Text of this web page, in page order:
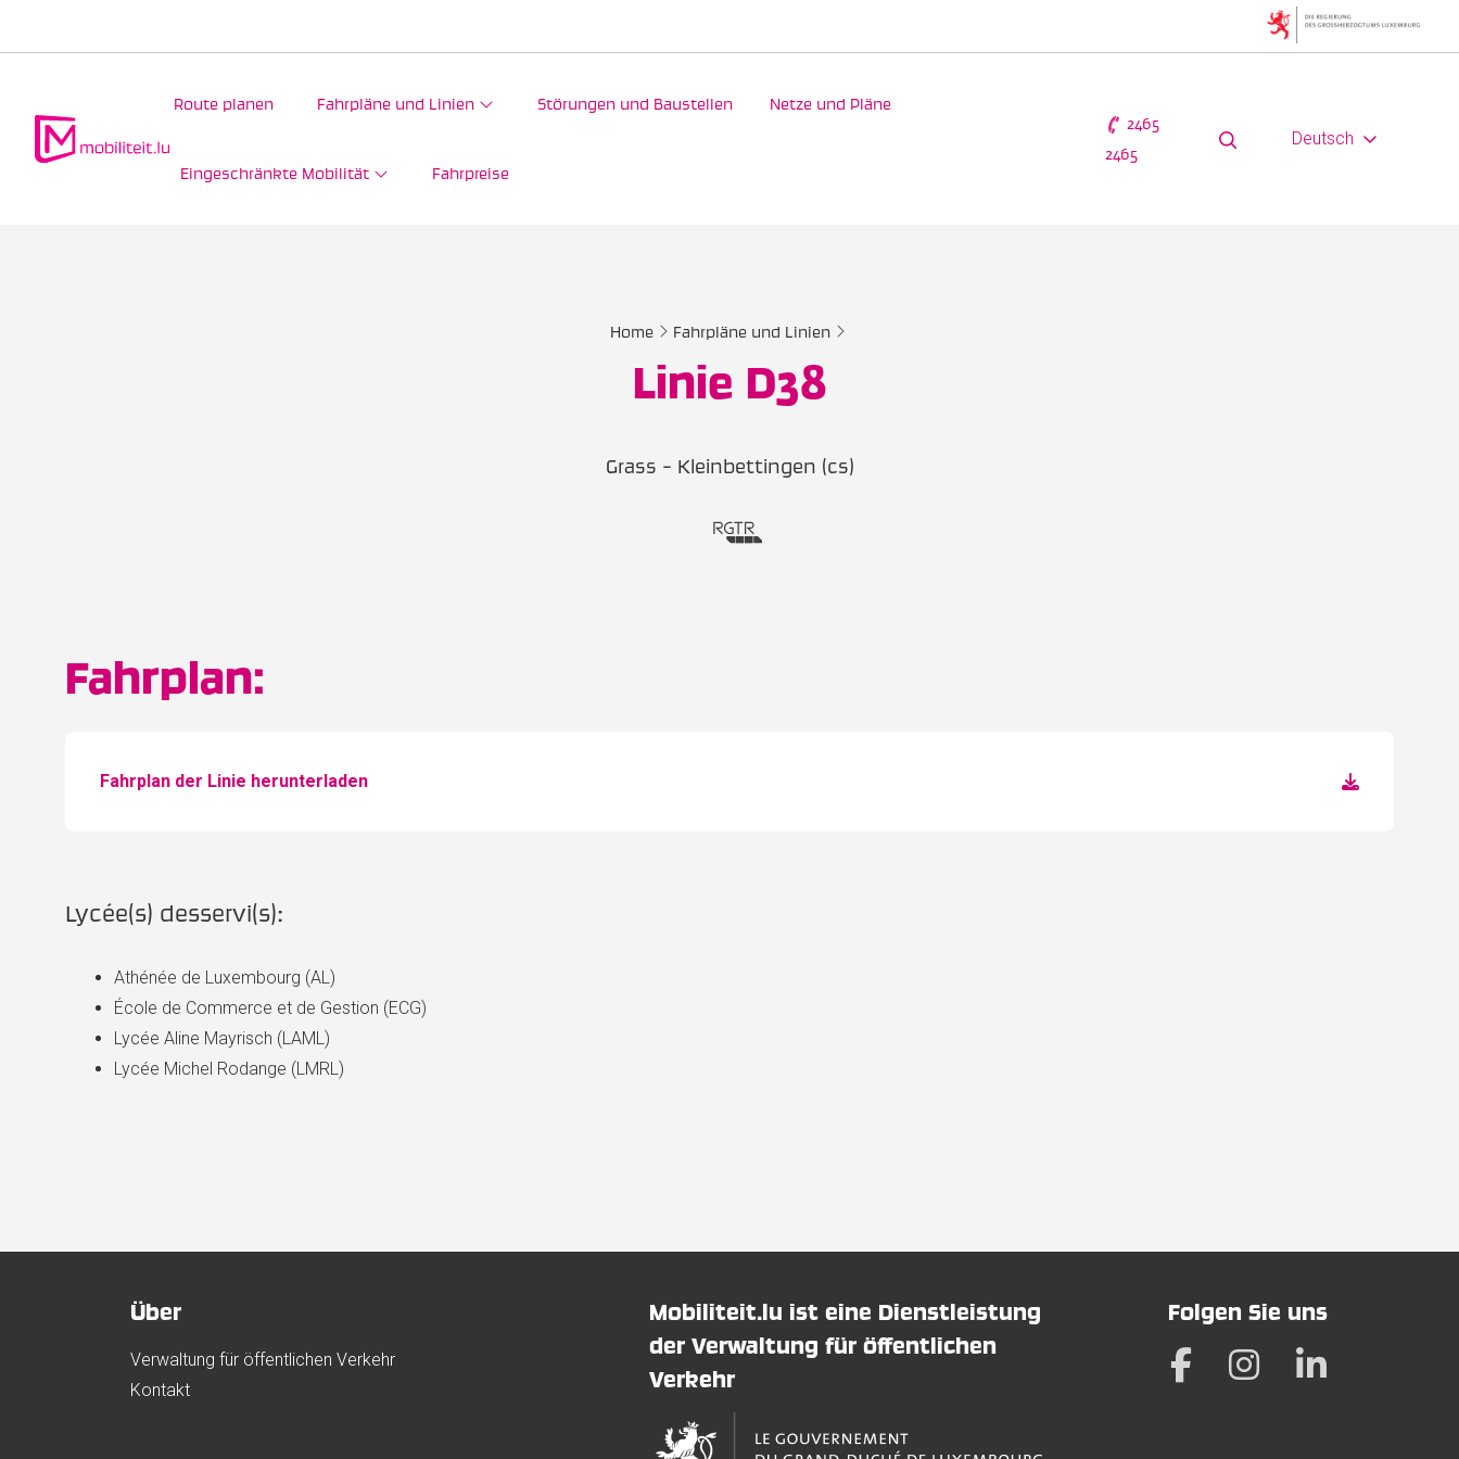
Route planen Fahrpläne und Linien Störungen und Baustellen Netze und Pläne
Eingeschränkte Mobilität Fahrpreise
2465
2465
Deutsch
Home Fahrpläne und Linien
Linie D38
Grass - Kleinbettingen (cs)
Fahrplan:
Fahrplan der Linie herunterladen
Lycée(s) desservi(s):
Athénée de Luxembourg (AL)
École de Commerce et de Gestion (ECG)
Lycée Aline Mayrisch (LAML)
Lycée Michel Rodange (LMRL)
Über
Verwaltung für öffentlichen Verkehr
Kontakt
Mobiliteit.lu ist eine Dienstleistung
der Verwaltung für öffentlichen
Verkehr
Folgen Sie uns